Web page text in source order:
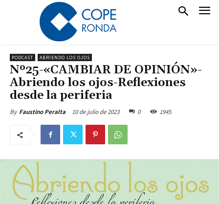
PODCAST ABRIENDO LOS OJOS
Nº25-«CAMBIAR DE OPINIÓN»-
Abriendo los ojos-Reflexiones
desde la periferia
By Faustino Peralta 10 de julio de 2023 0 1945